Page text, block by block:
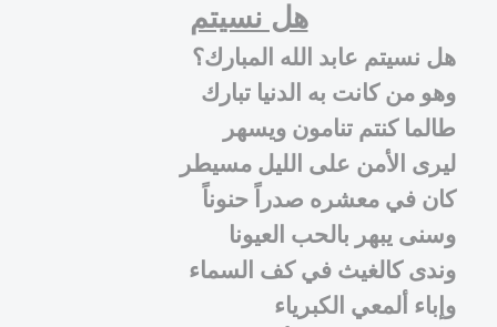
هل نسيتم
هل نسيتم عابد الله المبارك؟
وهو من كانت به الدنيا تبارك
طالما كنتم تنامون ويسهر
ليرى الأمن على الليل مسيطر
كان في معشره صدراً حنوناً
وسنى يبهر بالحب العيونا
وندى كالغيث في كف السماء
وإباء ألمعي الكبرياء